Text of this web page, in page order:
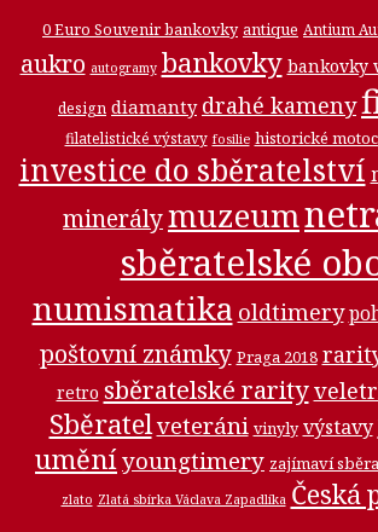
0 Euro Souvenir bankovky antique Antium
aukro autogramy bankovky bankovky
design diamanty drahé kameny
filatelistické výstavy fosilie historické
investice do sběratelství
minerálymuzeum
sběratelské
numismatika oldtimery
poštovní známky Praga 2018
retro sběratelské rarity
Sběratelveteráni vinyly výstavy
uměníyoungtimery zajímaví
zlato Zlatá sbírka Václava Zapadlíka Česká